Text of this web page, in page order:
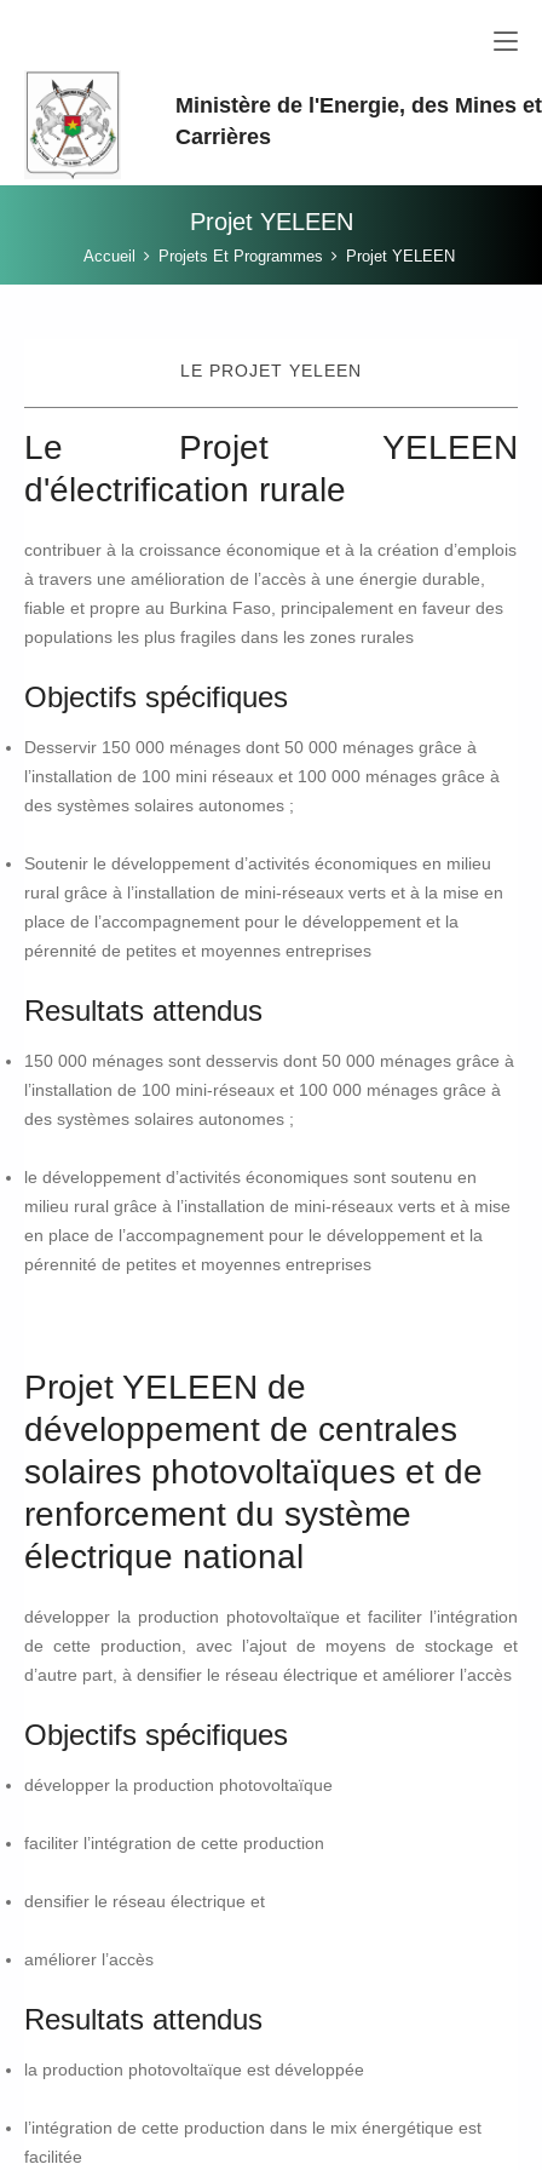
Ministère de l'Energie, des Mines
Carrières
Projet YELEEN
Vous êtes ici:
Accueil Projets Et Programmes Projet YELEEN
LE PROJET YELEEN
Le Projet YELEEN
d'électrification rurale
contribuer à la croissance économique et à la création d’emplois
à travers une amélioration de l’accès à une énergie durable,
fiable et propre au Burkina Faso, principalement en faveur des
populations les plus fragiles dans les zones rurales
Objectifs spécifiques
Desservir 150 000 ménages dont 50 000 ménages grâce à
l’installation de 100 mini réseaux et 100 000 ménages grâce à
des systèmes solaires autonomes ;
Soutenir le développement d’activités économiques en milieu
rural grâce à l’installation de mini-réseaux verts et à la mise en
place de l’accompagnement pour le développement et la
pérennité de petites et moyennes entreprises
Resultats attendus
150 000 ménages sont desservis dont 50 000 ménages grâce à
l’installation de 100 mini-réseaux et 100 000 ménages grâce à
des systèmes solaires autonomes ;
le développement d’activités économiques sont soutenu en
milieu rural grâce à l’installation de mini-réseaux verts et à mise
en place de l’accompagnement pour le développement et la
pérennité de petites et moyennes entreprises
Projet YELEEN de
développement de centrales
solaires photovoltaïques et de
renforcement du système
électrique national
développer la production photovoltaïque et faciliter l’intégration
de cette production, avec l’ajout de moyens de stockage et
d’autre part, à densifier le réseau électrique et améliorer l’accès
Objectifs spécifiques
développer la production photovoltaïque
faciliter l’intégration de cette production
densifier le réseau électrique et
améliorer l’accès
Resultats attendus
la production photovoltaïque est développée
l’intégration de cette production dans le mix énergétique est
facilitée